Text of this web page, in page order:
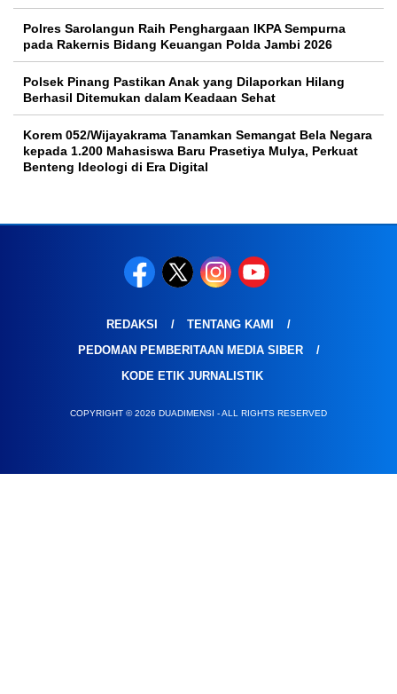
Polres Sarolangun Raih Penghargaan IKPA Sempurna
pada Rakernis Bidang Keuangan Polda Jambi 2026
Polsek Pinang Pastikan Anak yang Dilaporkan Hilang
Berhasil Ditemukan dalam Keadaan Sehat
Korem 052/Wijayakrama Tanamkan Semangat Bela Negara
kepada 1.200 Mahasiswa Baru Prasetiya Mulya, Perkuat
Benteng Ideologi di Era Digital
REDAKSI
TENTANG KAMI
PEDOMAN PEMBERITAAN MEDIA SIBER
KODE ETIK JURNALISTIK
COPYRIGHT © 2026 DUADIMENSI - ALL RIGHTS RESERVED